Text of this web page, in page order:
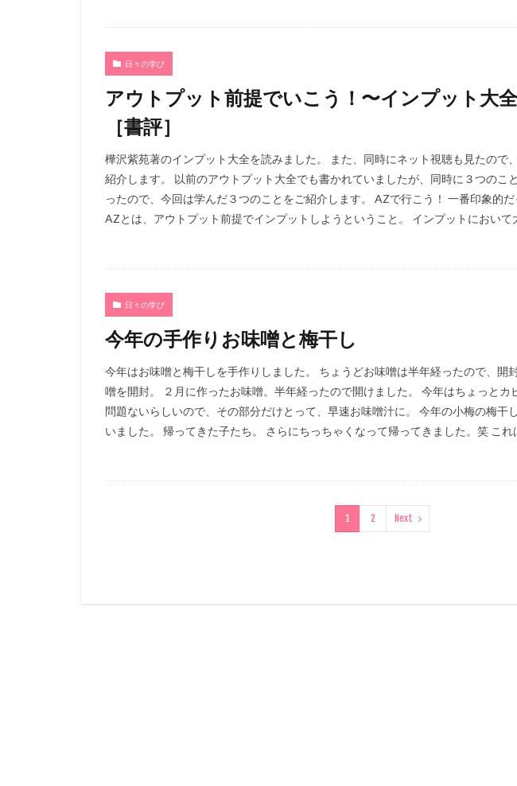
日々の学び
アウトプット前提でいこう！〜インプット大
［書評］
樺沢紫苑著のインプット大全を読みました。 また、同時にネット視聴も見たので
紹介します。 以前のアウトプット大全でも書かれていましたが、同時に３つのこ
ったので、今回は学んだ３つのことをご紹介します。 AZで行こう！ 一番印象的だ
AZとは、アウトプット前提でインプットしようということ。 インプットにおい
日々の学び
今年の手作りお味噌と梅干し
今年はお味噌と梅干しを手作りしました。 ちょうどお味噌は半年経ったので、開
噌を開封。 ２月に作ったお味噌。半年経ったので開けました。 今年はちょっとカ
問題ないらしいので、その部分だけとって、早速お味噌汁に。 今年の小梅の梅干
いました。 帰ってきた子たち。 さらにちっちゃくなって帰ってきました。笑 こ
1 2 Next